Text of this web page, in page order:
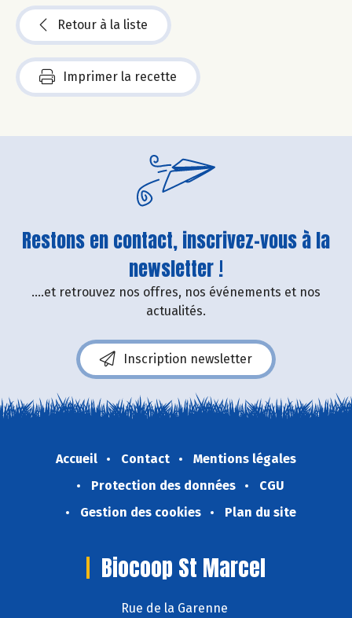
Retour à la liste
Imprimer la recette
Restons en contact, inscrivez-vous à la
newsletter !
....et retrouvez nos offres, nos événements et nos
actualités.
Inscription newsletter
Accueil Contact
Mentions légales
Protection des données
CGU
Gestion des cookies
Plan du site
Biocoop St Marcel
Rue de la Garenne